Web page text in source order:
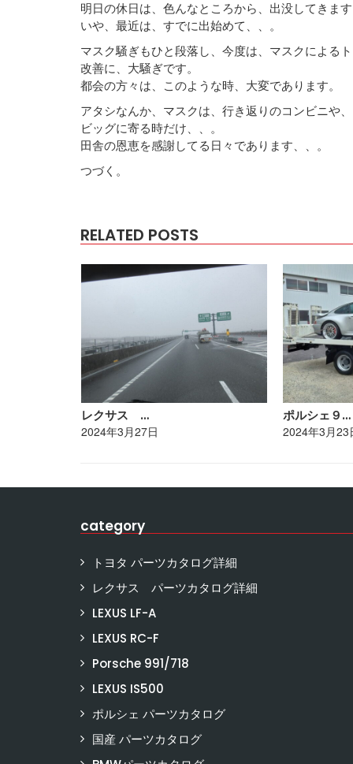
明日の休日は、色んなところから、出没してきま
いや、最近は、すでに出始めて、、。
マスク騒ぎもひと段落し、今度は、マスクによる
改善に、大騒ぎです。
都会の方々は、このような時、大変であります。
アタシなんか、マスクは、行き返りのコンビニや
ビッグに寄る時だけ、、。
田舎の恩恵を感謝してる日々であります、、。
つづく。
RELATED POSTS
レクサス …
2024年3月27日
ポルシェ９…
2024年3月23
category
トヨタ パーツカタログ詳細
レクサス パーツカタログ詳細
LEXUS LF-A
LEXUS RC-F
Porsche 991/718
LEXUS IS500
ポルシェ パーツカタログ
国産 パーツカタログ